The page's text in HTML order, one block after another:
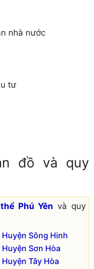
nhà nước
tư
đồ và quy
Phú Yên và quy
Huyện Sông Hinh
Huyện Sơn Hòa
Huyện Tây Hòa